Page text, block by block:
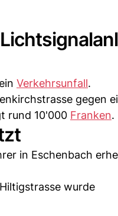
Verkehrsunfall.
gegen
rund 10'000 Franken.
in Eschenbach
wurde